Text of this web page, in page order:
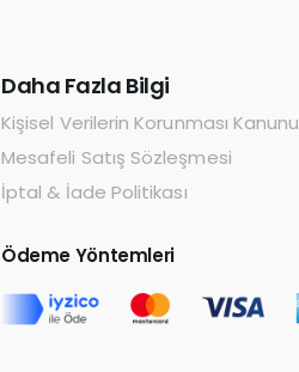
Daha Fazla Bilgi
Kişisel Verilerin Korunması Kanunu
Mesafeli Satış Sözleşmesi
İptal & İade Politikası
Ödeme Yöntemleri